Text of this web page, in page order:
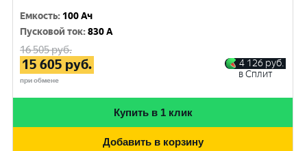
Емкость: 100 Ач
Пусковой ток:830 A
16 505руб.
15 605 руб.
при обмене
4 126 руб.
в Сплит
Купить в 1 клик
Добавить в корзину